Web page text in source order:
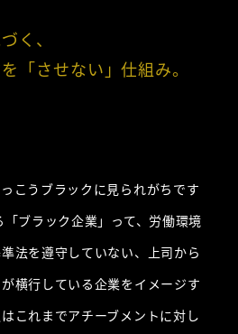
く、
こうブラックに見られがちです
ブラック企業」って、労働環境
法を遵守していない、上司から
横行している企業をイメージす
これまでアチーブメントに対し